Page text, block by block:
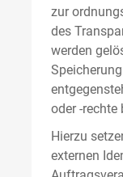
zur
des
werden
oder -rechte
Hierzu
externen